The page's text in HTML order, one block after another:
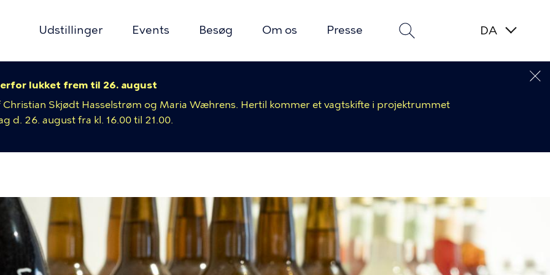
Udstillinger Events Besøg Om os Presse
lukket frem til 26. august
Skjødt Hasselstrøm og Maria Wæhrens. Hertil kommer et vagtskifte i projektrummet
d. 26. august fra kl. 16.00 til 21.00.